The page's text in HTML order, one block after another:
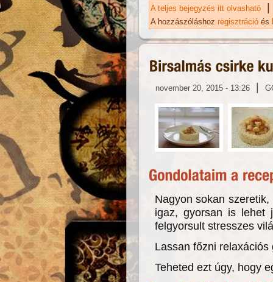
A teljes bejegyzés itt olvasható
|
A hozzászóláshoz regisztráció és
november 20, 2015 - 13:26 |
Nagyon sokan
igaz, gyorsan is lehet
felgyorsult stresszes
Lassan főzni
Teheted ezt úgy, hogy